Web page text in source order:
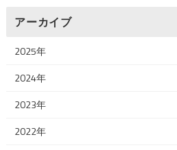
アーカイブ
2025年
2024年
2023年
2022年